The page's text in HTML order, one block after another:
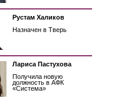
Рустам Халиков
Назначен в Тверь
Лариса Пастухова
Получила новую
должность в АФК
«Система»